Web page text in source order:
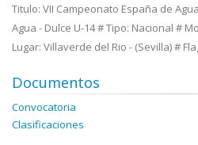
Titulo: VII Campeonato España de
Agua - Dulce U-14 # Tipo: Nacional #
Lugar: Villaverde del Rio - (Sevilla) #
Documentos
Convocatoria
Clasificaciones